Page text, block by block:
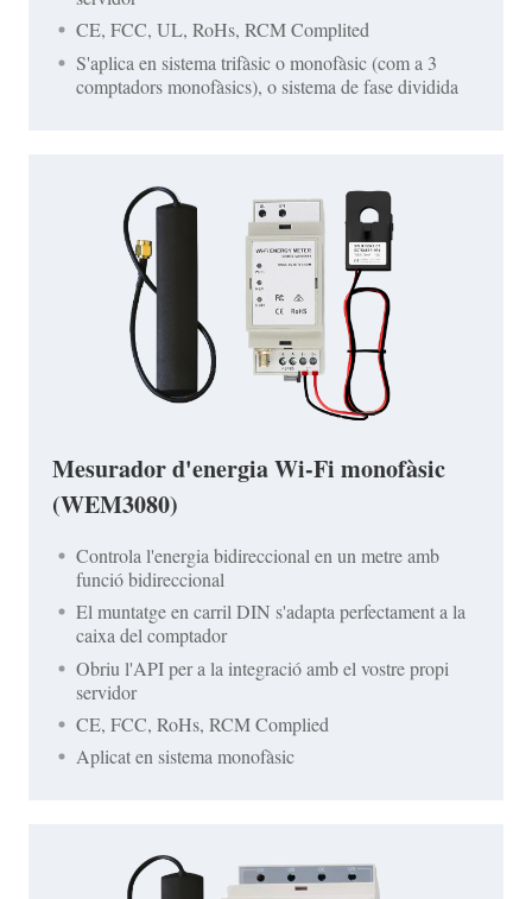
CE, FCC, UL, RoHs, RCM Complited
S'aplica en sistema trifàsic o monofàsic (com a 3
comptadors monofàsics), o sistema de fase dividida
Mesurador d'energia Wi-Fi monofàsic
(WEM3080)
Controla l'energia bidireccional en un metre amb
funció bidireccional
El muntatge en carril DIN s'adapta perfectament a la
caixa del comptador
Obriu l'API per a la integració amb el vostre propi
servidor
CE, FCC, RoHs, RCM Complied
Aplicat en sistema monofàsic